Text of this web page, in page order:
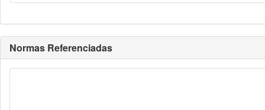
Normas Referenciadas